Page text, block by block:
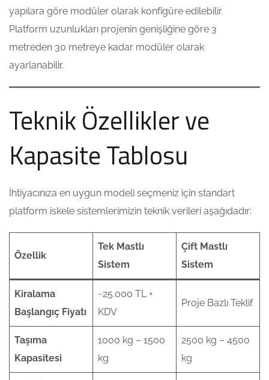
yapılara göre modüler olarak konfigüre edilebilir.
Platform uzunlukları projenin genişliğine göre 3
metreden 30 metreye kadar modüler olarak
ayarlanabilir.
Teknik Özellikler ve
Kapasite Tablosu
İhtiyacınıza en uygun modeli seçmeniz için standart
platform iskele sistemlerimizin teknik verileri aşağıdadır:
Özellik
Tek Mastlı
Sistem
Çift Mastlı
Sistem
Kiralama
Başlangıç Fiyatı
~25.000 TL +
KDV
Proje Bazlı Teklif
Taşıma
Kapasitesi
1000 kg – 1500
kg
2500 kg – 4500
kg